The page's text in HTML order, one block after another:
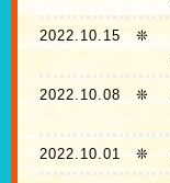
2022.10.15 ❊
2022.10.08 ❊
2022.10.01 ❊